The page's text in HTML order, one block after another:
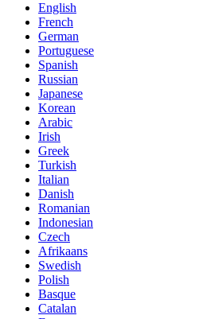
English
French
German
Portuguese
Spanish
Russian
Japanese
Korean
Arabic
Irish
Greek
Turkish
Italian
Danish
Romanian
Indonesian
Czech
Afrikaans
Swedish
Polish
Basque
Catalan